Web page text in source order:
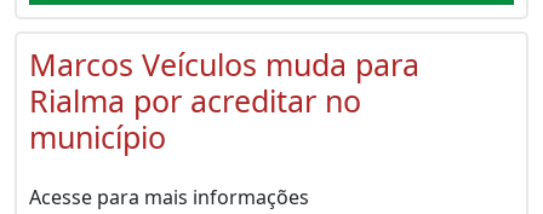
Marcos Veículos muda para
Rialma por acreditar no
município
Acesse para mais informações